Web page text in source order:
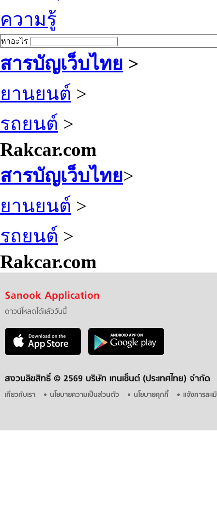
ความรู้
หาอะไร
สารบัญเว็บไทย >
ยานยนต์ >
รถยนต์ >
Rakcar.com
สารบัญเว็บไทย>
ยานยนต์ >
รถยนต์ >
Rakcar.com
Sanook Application
ดาวน์โหลดได้แล้ววันนี้
สงวนลิขสิทธิ์ © 2569 บริษัท เทนเซ็นต์ (ประเทศไทย) จำกัด
เกี่ยวกับเรา นโยบายความเป็นส่วนตัว นโยบายคุกกี้ แจ้งการละ